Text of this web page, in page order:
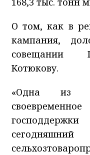
О том, как в
кампания,
совещании
Котюкову.
«Одна из